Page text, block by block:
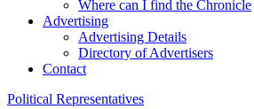
Where can I find the Chronicle
Advertising
Advertising Details
Directory of Advertisers
Contact
Political Representatives